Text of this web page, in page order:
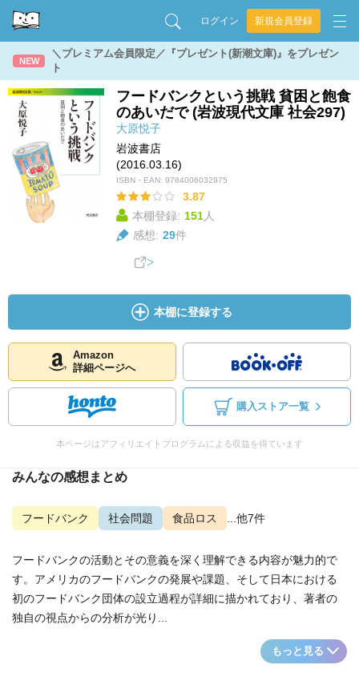
ログイン 新規会員登録
NEW
＼プレミアム会員限定／『プレゼント(新潮文庫)』をプレゼン
ト
フードバンクという挑戦 貧困と飽食
のあいだで (岩波現代文庫 社会297)
大原悦子
岩波書店
(2016.03.16)
ISBN・EAN: 9784006032975
3.87
本棚登録: 151人
感想: 29件
本棚に登録する
Amazon
詳細ページへ
購入ストア一覧
本ページはアフィリエイトプログラムによる収益を得ています
みんなの感想まとめ
フードバンク 社会問題 食品ロス ...他7件
フードバンクの活動とその意義を深く理解できる内容が魅力的で
す。アメリカのフードバンクの発展や課題、そして日本における
初のフードバンク団体の設立過程が詳細に描かれており、著者の
独自の視点からの分析が光り...
もっと見る